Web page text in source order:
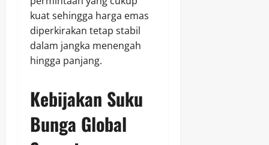
kuat sehingga harga emas
diperkirakan tetap stabil
dalam jangka menengah
hingga panjang.
Kebijakan Suku
Bunga Global